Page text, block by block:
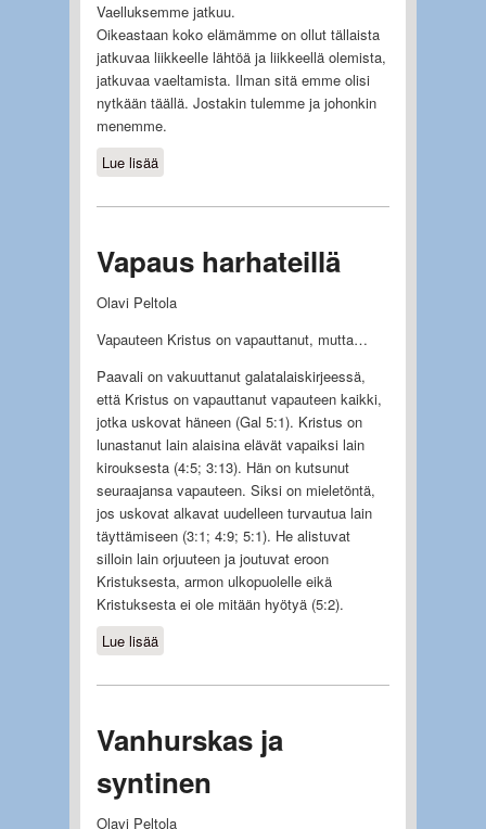
Vaelluksemme jatkuu.
Oikeastaan koko elämämme on ollut tällaista
jatkuvaa liikkeelle lähtöä ja liikkeellä olemista,
jatkuvaa vaeltamista. Ilman sitä emme olisi
nytkään täällä. Jostakin tulemme ja johonkin
menemme.
Lue lisääabout Vauhdilla, mutta mihin?
Vapaus harhateillä
Olavi Peltola
Vapauteen Kristus on vapauttanut, mutta…
Paavali on vakuuttanut galatalaiskirjeessä,
että Kristus on vapauttanut vapauteen kaikki,
jotka uskovat häneen (Gal 5:1). Kristus on
lunastanut lain alaisina elävät vapaiksi lain
kirouksesta (4:5; 3:13). Hän on kutsunut
seuraajansa vapauteen. Siksi on mieletöntä,
jos uskovat alkavat uudelleen turvautua lain
täyttämiseen (3:1; 4:9; 5:1). He alistuvat
silloin lain orjuuteen ja joutuvat eroon
Kristuksesta, armon ulkopuolelle eikä
Kristuksesta ei ole mitään hyötyä (5:2).
Lue lisääabout Vapaus harhateillä
Vanhurskas ja
syntinen
Olavi Peltola